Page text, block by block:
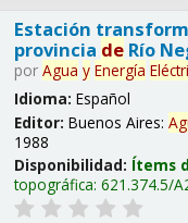
Estación
provincia deRío
por Agua y Energía
Idioma: Español
Editor: Buenos Aires:
1988
Disponibilidad: Ítems
topográfica: 621.374.5/